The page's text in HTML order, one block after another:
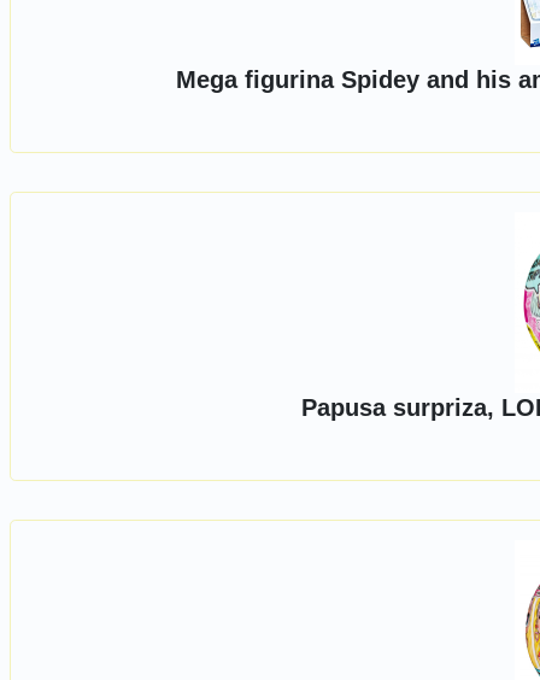
Mega figurina Spidey and his
Papusa surpriza,